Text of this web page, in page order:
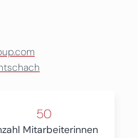
50
Mitarbeiterinnen